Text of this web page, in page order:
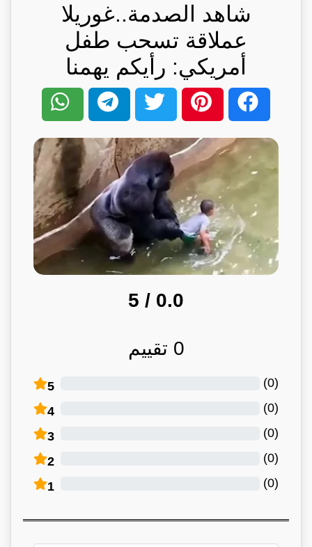
شاهد الصدمة..غوريلا
عملاقة تسحب طفل
أمريكي: رأيكم يهمنا
0.0
/ 5
0 تقييم
5 (
0
)
4 (
0
)
3 (
0
)
2 (
0
)
1 (
0
)